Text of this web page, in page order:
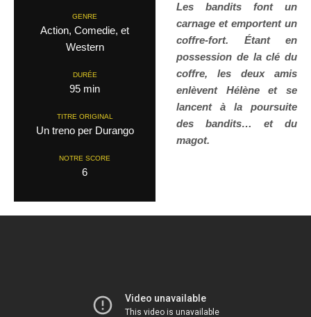
GENRE
Action, Comedie, et
Western
DURÉE
95 min
TITRE ORIGINAL
Un treno per Durango
NOTRE SCORE
6
Les bandits font un
carnage et emportent un
coffre-fort. Étant en
possession de la clé du
coffre, les deux amis
enlèvent Hélène et se
lancent à la poursuite
des bandits… et du
magot.